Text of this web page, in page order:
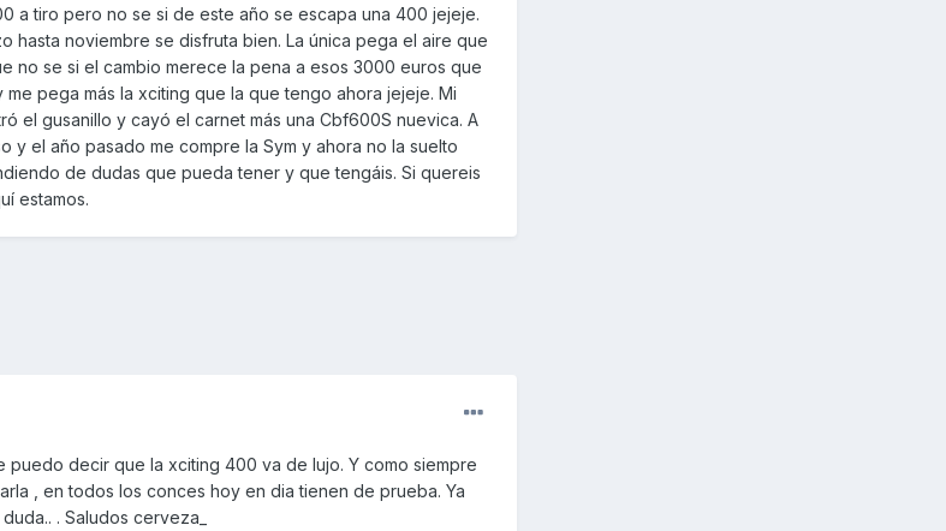
a tiro pero no se si de este año se escapa una 400 jejeje.
hasta noviembre se disfruta bien. La única pega el aire que
no se si el cambio merece la pena a esos 3000 euros que
pega más la xciting que la que tengo ahora jejeje. Mi
el gusanillo y cayó el carnet más una Cbf600S nuevica. A
y el año pasado me compre la Sym y ahora no la suelto
de dudas que pueda tener y que tengáis. Si quereis
estamos.
puedo decir que la xciting 400 va de lujo. Y como siempre
, en todos los conces hoy en dia tienen de prueba. Ya
. Saludos cerveza_